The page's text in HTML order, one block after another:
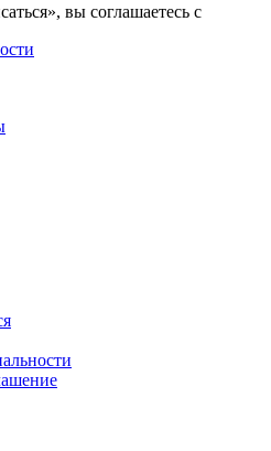
вы соглашаетесь с